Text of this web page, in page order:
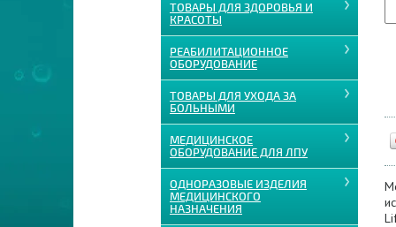
ТОВАРЫ ДЛЯ ЗДОРОВЬЯ И
КРАСОТЫ
РЕАБИЛИТАЦИОННОЕ
ОБОРУДОВАНИЕ
ТОВАРЫ ДЛЯ УХОДА ЗА
БОЛЬНЫМИ
МЕДИЦИНСКОЕ
ОБОРУДОВАНИЕ ДЛЯ ЛПУ
ОДНОРАЗОВЫЕ ИЗДЕЛИЯ
МЕДИЦИНСКОГО
НАЗНАЧЕНИЯ